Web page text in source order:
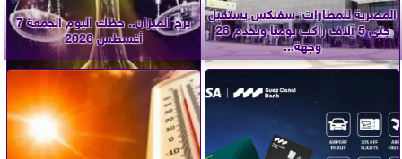
المصرية للمطارات: سفنكس يستقبل
حتى 5 آلاف راكب يوميًا ويخدم 28
وجهة...
برج الميزان.. حظك اليوم الجمعة 7
أغسطس 2026